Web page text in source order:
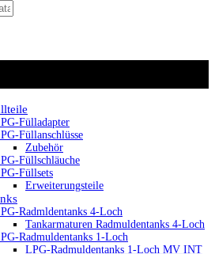
Fülladapter
Füllanschlüsse
Zubehör
Füllschläuche
Füllsets
Erweiterungsteile
Radmldentanks 4-Loch
Tankarmaturen Radmuldentanks 4-Loch
Radmuldentanks 1-Loch
LPG-Radmuldentanks 1-Loch MV INT